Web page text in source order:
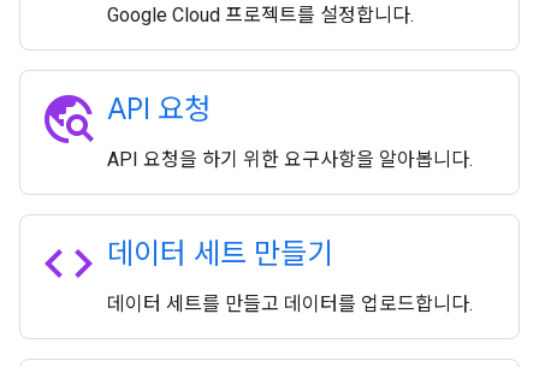
Google Cloud 프로젝트를 설정합니다.
travel_explore API 요청
API 요청을 하기 위한 요구사항을 알아봅니다.
code 데이터 세트 만들기
데이터 세트를 만들고 데이터를 업로드합니다.